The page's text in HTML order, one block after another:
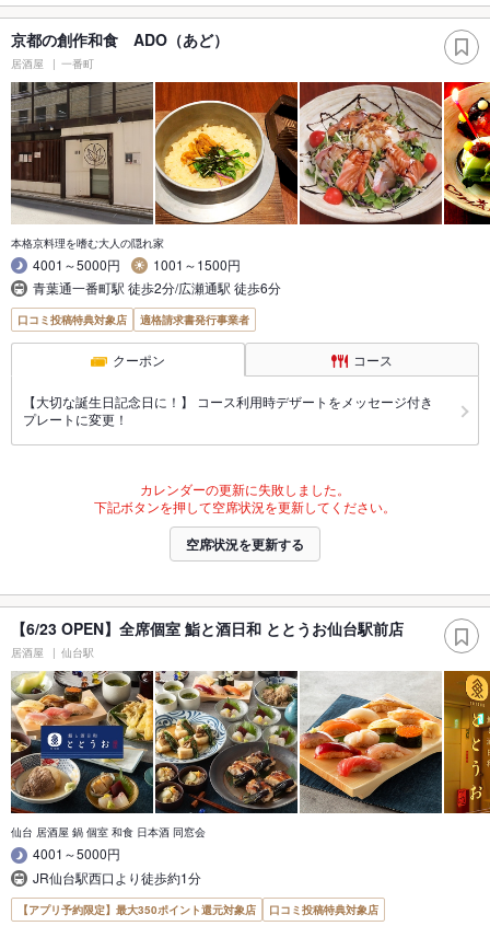
京都の創作和食 ADO（あど）
居酒屋 一番町
本格京料理を嗜む大人の隠れ家
4001～5000円
1001～1500円
青葉通一番町駅 徒歩2分/広瀬通駅 徒歩6分
口コミ投稿特典対象店 適格請求書発行事業者
クーポン コース
【大切な誕生日記念日に！】 コース利用時デザートをメッセージ付き
プレートに変更！
カレンダーの更新に失敗しました。
下記ボタンを押して空席状況を更新してください。
空席状況を更新する
【6/23 OPEN】全席個室 鮨と酒日和 ととうお仙台駅前店
居酒屋 仙台駅
仙台 居酒屋 鍋 個室 和食 日本酒 同窓会
4001～5000円
JR仙台駅西口より徒歩約1分
【アプリ予約限定】最大350ポイント還元対象店 口コミ投稿特典対象店